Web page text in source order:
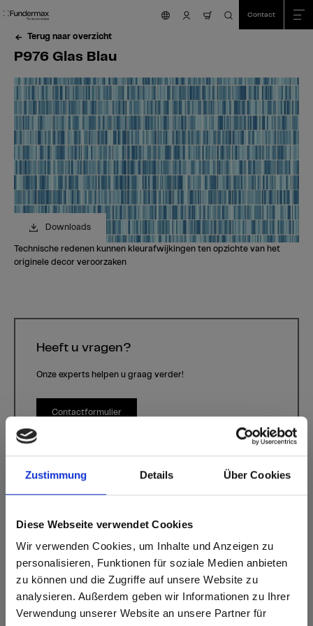
Zustimmung Details Über Cookies
Diese Webseite verwendet Cookies
Wir verwenden Cookies, um Inhalte und Anzeigen zu
personalisieren, Funktionen für soziale Medien anbieten
zu können und die Zugriffe auf unsere Website zu
analysieren. Außerdem geben wir Informationen zu Ihrer
Verwendung unserer Website an unsere Partner für
sr.skip-to.main-content
sr.skip-to.table-of-contents
sr.skip-to.main-navigation
nav.cart.item.count
Contact
Terug naar overzicht
P976 Glas Blau
Downloads
Technische redenen kunnen kleurafwijkingen ten opzichte van het
originele decor veroorzaken
Heeft u vragen?
Onze experts helpen u graag verder!
Contactformulier
Glas Blau
Kleur P976 Glas Blau | Houtsoort: -
rekening mee bij optimalisatie en het zagen.